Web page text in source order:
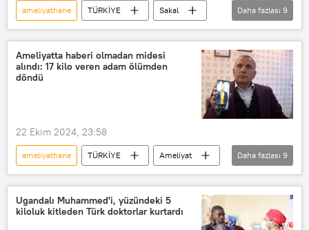
ameliyathane TÜRKİYE
Sakal
sakal bırakmak
Ameliyat
Estetik ameliyat
Doktor
Sahte doktor
doktor hatası
Daha fazlası 9
Ameliyatta haberi olmadan midesi
alındı: 17 kilo veren adam ölümden
döndü
22 Ekim 2024, 23:58
ameliyathane TÜRKİYE
Ameliyat
İstanbul
özel hastane
yanlışlık
Doktor
doktor hatası
kilo
Daha fazlası 9
Ugandalı Muhammed'i, yüzündeki 5
kiloluk kitleden Türk doktorlar kurtardı